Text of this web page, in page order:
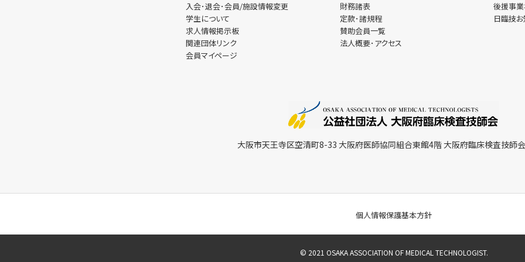
入会･退会･会員/施設情報変更
学生について
求人情報掲示板
関連団体リンク
会員マイページ
財務諸表
定款･諸規程
賛助会員一覧
法人概要･アクセス
後援事
日臨技
大阪市天王寺区空清町8-33 大阪府医師協同組合東館4階 大阪府臨床検査技師
個人情報保護基本方針
© 2021 OSAKA ASSOCIATION OF MEDICAL TECHNOLOGIST.